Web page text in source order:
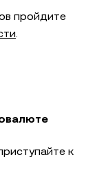
пройдите
.
к